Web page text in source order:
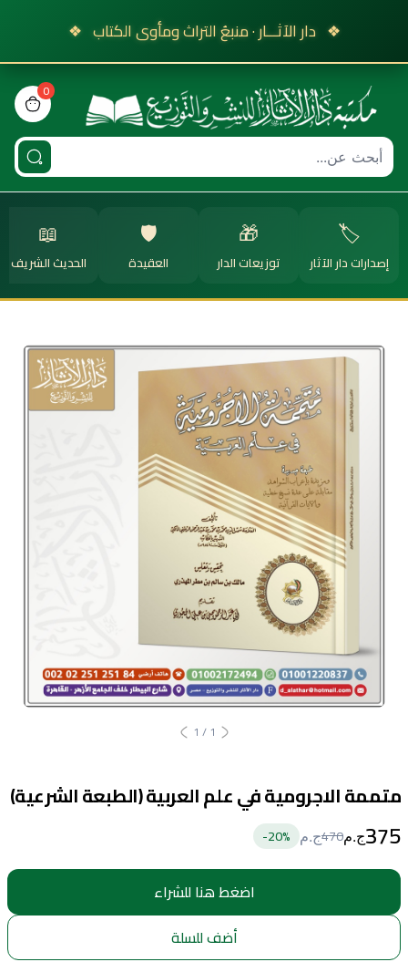
❖ دار الآثـــار · منبعُ التراث ومأوى الكتاب ❖
0
bag
🏷️
إصدارات دار الآثار
🎁
توزيعات الدار
🛡️
العقيدة
📖
الحديث الشريف
1
/
1
متممة الاجرومية في علم العربية (الطبعة الشرعية)
375ج.م470ج.م 20%-
اضغط هنا للشراء
أضف للسلة